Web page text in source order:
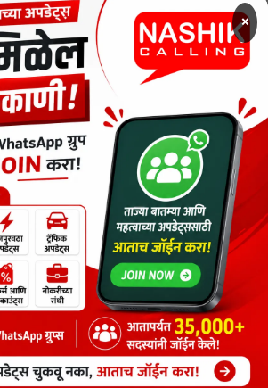
DIGITAL NEWS WEBSITES
SC [Do not Delete]
News in MarathiCopyright © 2026.Copyrights
Express Group
×